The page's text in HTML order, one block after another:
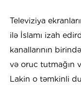
Televiziya
ilə İslamı izah
kanallarının
və oruc tutmağın
Lakin o təmkinli